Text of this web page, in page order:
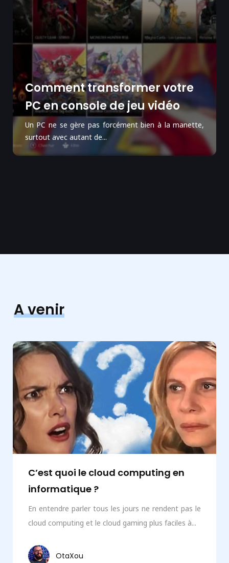
Comment transformer votre
PC en console de jeu vidéo
Un PC ne se gère pas forcément bien à la manette,
surtout avec autant de...
A venir
C’est quoi le cloud computing en
informatique ?
En entendre parler tous les jours ne rendent pas le
cloud computing et le cloud gaming plus faciles à...
OtaXou